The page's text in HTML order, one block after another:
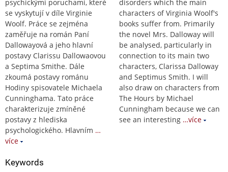
psychickými poruchami, které
se vyskytují v díle Virginie
Woolf. Práce se zejména
zaměřuje na román Paní
Dallowayová a jeho hlavní
postavy Clarissu Dallowaovou
a Septima Smithe. Dále
zkoumá postavy románu
Hodiny spisovatele Michaela
Cunninghama. Tato práce
charakterizuje zmíněné
postavy z hlediska
psychologického. Hlavním …
více
disorders which the main
characters of Virginia Woolf's
books suffer from. Primarily
the novel Mrs. Dalloway will
be analysed, particularly in
connection to its main two
characters, Clarissa Dalloway
and Septimus Smith. I will
also draw on characters from
The Hours by Michael
Cunningham because we can
see an interesting …více
Keywords